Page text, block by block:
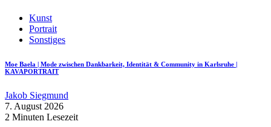
Kunst
Portrait
Sonstiges
Moe Baela | Mode zwischen Dankbarkeit, Identität & Community in Karlsruhe |
KAVAPORTRAIT
Jakob Siegmund
7. August 2026
2 Minuten Lesezeit